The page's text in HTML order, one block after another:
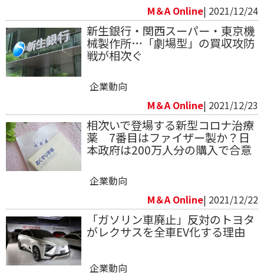
M＆A Online| 2021/12/24
新生銀行・関西スーパー・東京機
械製作所…「劇場型」の買収攻防
戦が相次ぐ
企業動向
M＆A Online| 2021/12/23
相次いで登場する新型コロナ治療
薬 7番目はファイザー製か？日
本政府は200万人分の購入で合意
企業動向
M＆A Online| 2021/12/22
「ガソリン車廃止」反対のトヨタ
がレクサスを全車EV化する理由
企業動向